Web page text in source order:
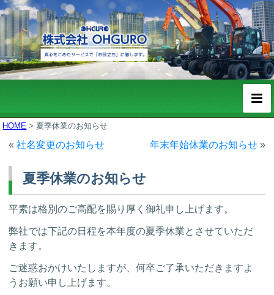
HOME > 夏季休業のお知らせ
«社名変更のお知らせ 年末年始休業のお知らせ»
夏季休業のお知らせ
平素は格別のご高配を賜り厚く御礼申し上げます。
弊社では下記の日程を本年度の夏季休業とさせていただ
きます。
ご迷惑おかけいたしますが、何卒ご了承いただきますよ
うお願い申し上げます。